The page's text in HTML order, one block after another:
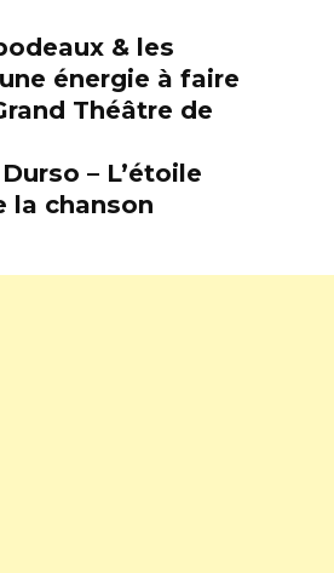
& les
énergie à faire
Théâtre de
– L’étoile
la chanson